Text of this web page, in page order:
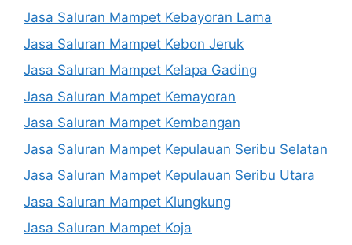
Jasa Saluran Mampet Kebayoran Lama
Jasa Saluran Mampet Kebon Jeruk
Jasa Saluran Mampet Kelapa Gading
Jasa Saluran Mampet Kemayoran
Jasa Saluran Mampet Kembangan
Jasa Saluran Mampet Kepulauan Seribu Selatan
Jasa Saluran Mampet Kepulauan Seribu Utara
Jasa Saluran Mampet Klungkung
Jasa Saluran Mampet Koja